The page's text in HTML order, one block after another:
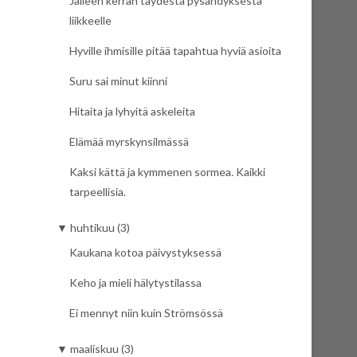
liikkeelle
Hyville ihmisille pitää tapahtua hyviä asioita
Suru sai minut kiinni
Hitaita ja lyhyitä askeleita
Elämää myrskynsilmässä
Kaksi kättä ja kymmenen sormea. Kaikki
tarpeellisia.
▼ huhtikuu (3)
Kaukana kotoa päivystyksessä
Keho ja mieli hälytystilassa
Ei mennyt niin kuin Strömsössä
▼ maaliskuu (3)